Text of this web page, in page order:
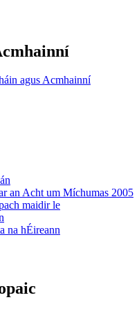
agus Acmhainní
an Acht um Míchumas 2005
maidir le
na hÉireann